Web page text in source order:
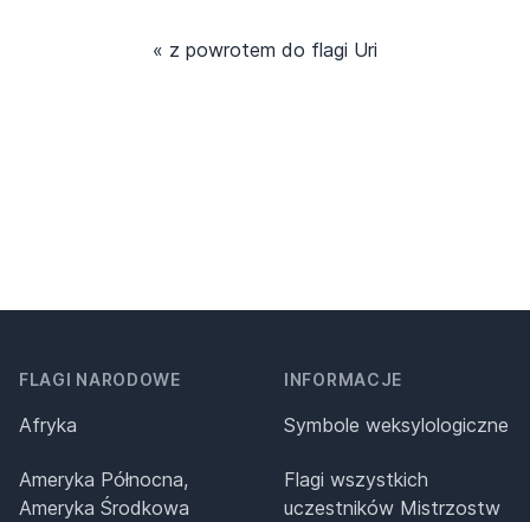
« z powrotem do flagi Uri
FLAGI NARODOWE
Afryka
Ameryka Północna,
Ameryka Środkowa
INFORMACJE
Symbole weksylologiczne
Flagi wszystkich
uczestników Mistrzostw